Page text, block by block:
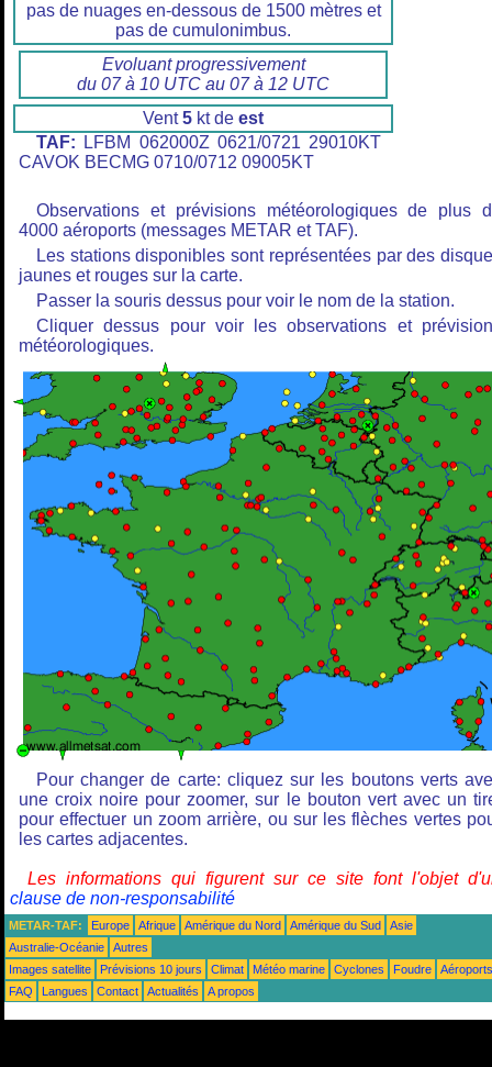
pas de nuages en-dessous de 1500 mètres et
pas de cumulonimbus.
Evoluant progressivement
du 07 à 10 UTC au 07 à 12 UTC
Vent5 kt de est
TAF: LFBM 062000Z 0621/0721 29010KT
CAVOK BECMG 0710/0712 09005KT
Observations et prévisions météorologiques de plus
4000 aéroports (messages METAR et TAF).
Les stations disponibles sont représentées par des
jaunes et rouges sur la carte.
Passer la souris dessus pour voir le nom de la station.
Cliquer dessus pour voir les observations et
météorologiques.
Pour changer de carte: cliquez sur les boutons verts
une croix noire pour zoomer, sur le bouton vert avec un
pour effectuer un zoom arrière, ou sur les flèches vertes
les cartes adjacentes.
Les informations qui figurent sur ce site font l'objet
clause de non-responsabilité
METAR-TAF: Europe Afrique Amérique du Nord Amérique du Sud
Asie
Australie-Océanie
Autres
Images satellite
Prévisions 10 jours Climat Météo marine Cyclones Foudre
Aéroports
FAQ
Langues Contact Actualités A propos